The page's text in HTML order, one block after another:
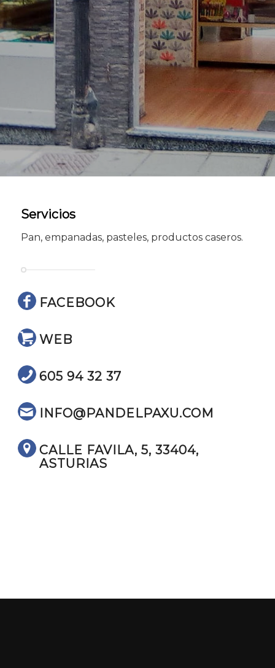
Servicios
Pan, empanadas, pasteles, productos caseros.
FACEBOOK
WEB
605 94 32 37
INFO@PANDELPAXU.COM
CALLE FAVILA, 5, 33404,
ASTURIAS